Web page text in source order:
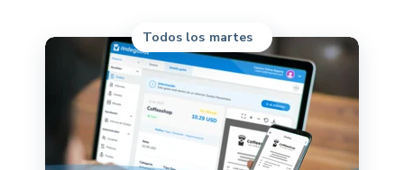
Todos los martes